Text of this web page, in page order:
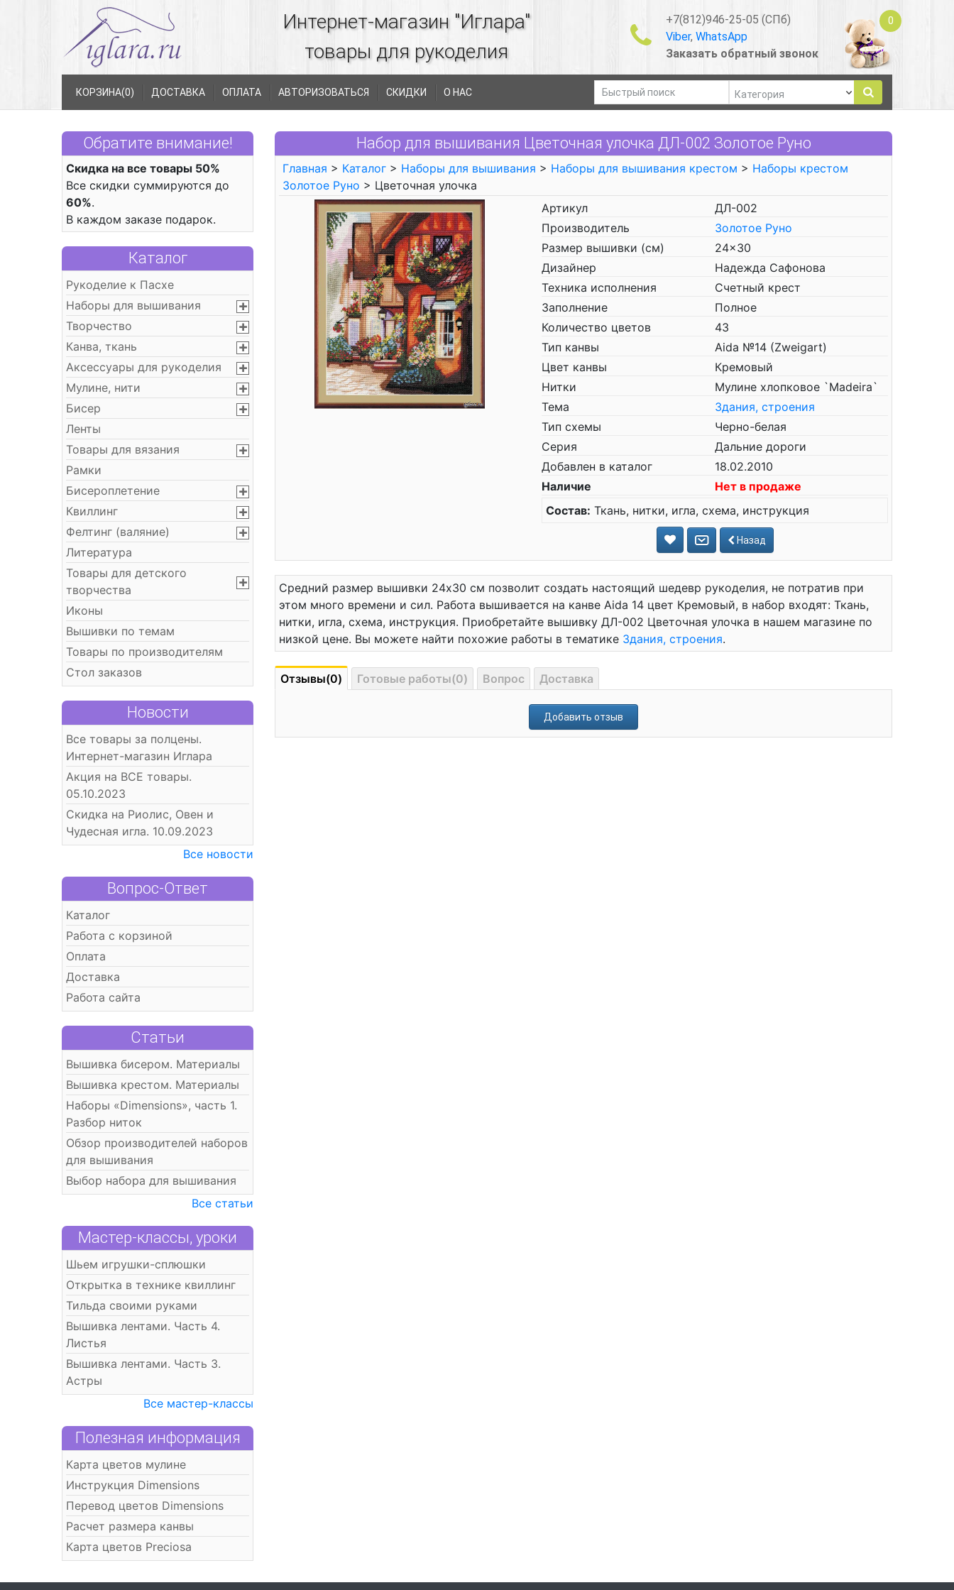
Интернет-магазин "Иглара"
товары для рукоделия
+7(812)946-25-05 (СПб)
Viber, WhatsApp
Заказать обратный звонок
0
КОРЗИНА(0) ДОСТАВКА ОПЛАТА АВТОРИЗОВАТЬСЯ СКИДКИ О НАС
Обратите внимание!
Скидка на все товары 50%
Все скидки суммируются до
60%.
В каждом заказе подарок.
Каталог
Рукоделие к Пасхе
Наборы для вышивания
Творчество
Канва, ткань
Аксессуары для рукоделия
Мулине, нити
Бисер
Ленты
Товары для вязания
Рамки
Бисероплетение
Квиллинг
Фелтинг (валяние)
Литература
Товары для детского
творчества
Иконы
Вышивки по темам
Товары по производителям
Стол заказов
Новости
Все товары за полцены.
Интернет-магазин Иглара
Акция на ВСЕ товары.
05.10.2023
Скидка на Риолис, Овен и
Чудесная игла. 10.09.2023
Все новости
Вопрос-Ответ
Каталог
Работа с корзиной
Оплата
Доставка
Работа сайта
Статьи
Вышивка бисером. Материалы
Вышивка крестом. Материалы
Наборы «Dimensions», часть 1.
Разбор ниток
Обзор производителей наборов
для вышивания
Выбор набора для вышивания
Все статьи
Мастер-классы, уроки
Шьем игрушки-сплюшки
Открытка в технике квиллинг
Тильда своими руками
Вышивка лентами. Часть 4.
Листья
Вышивка лентами. Часть 3.
Астры
Все мастер-классы
Полезная информация
Карта цветов мулине
Инструкция Dimensions
Перевод цветов Dimensions
Расчет размера канвы
Карта цветов Preciosa
Набор для вышивания Цветочная улочка ДЛ-002 Золотое Руно
Главная > Каталог > Наборы для вышивания > Наборы для вышивания крестом > Наборы крестом
Золотое Руно > Цветочная улочка
Артикул
ДЛ-002
Производитель
Золотое Руно
Размер вышивки (см)
24x30
Дизайнер
Надежда Сафонова
Техника исполнения
Счетный крест
Заполнение
Полное
Количество цветов
43
Тип канвы
Aida №14 (Zweigart)
Цвет канвы
Кремовый
Нитки
Мулине хлопковое `Madeira`
Тема
Здания, строения
Тип схемы
Черно-белая
Серия
Дальние дороги
Добавлен в каталог
18.02.2010
Наличие
Нет в продаже
Состав: Ткань, нитки, игла, схема, инструкция
Назад
Средний размер вышивки 24x30 см позволит создать настоящий шедевр рукоделия, не потратив при
этом много времени и сил. Работа вышивается на канве Aida 14 цвет Кремовый, в набор входят: Ткань,
нитки, игла, схема, инструкция. Приобретайте вышивку ДЛ-002 Цветочная улочка в нашем магазине по
низкой цене. Вы можете найти похожие работы в тематике Здания, строения.
Отзывы(0) Готовые работы(0) Вопрос Доставка
Добавить отзыв